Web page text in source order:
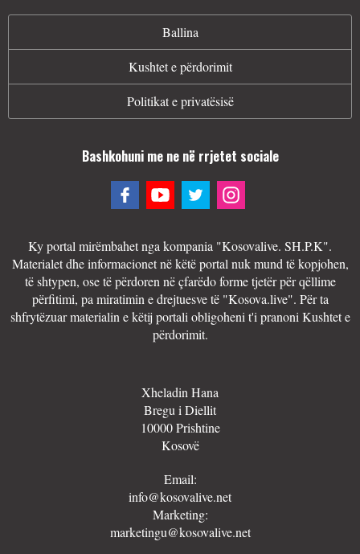
Ballina
Kushtet e përdorimit
Politikat e privatësisë
Bashkohuni me ne në rrjetet sociale
Ky portal mirëmbahet nga kompania "Kosovalive. SH.P.K".
Materialet dhe informacionet në këtë portal nuk mund të kopjohen,
të shtypen, ose të përdoren në çfarëdo forme tjetër për qëllime
përfitimi, pa miratimin e drejtuesve të "Kosova.live". Për ta
shfrytëzuar materialin e këtij portali obligoheni t'i pranoni Kushtet e
përdorimit.
Xheladin Hana
Bregu i Diellit
10000 Prishtine
Kosovë
Email:
info@kosovalive.net
Marketing:
marketingu@kosovalive.net